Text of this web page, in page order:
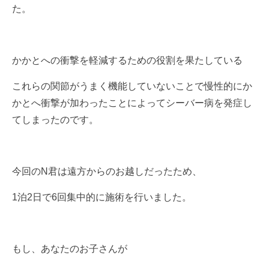
た。
かかとへの衝撃を軽減するための役割を果たしている
これらの関節がうまく機能していないことで慢性的にか
かとへ衝撃が加わったことによってシーバー病を発症し
てしまったのです。
今回のN君は遠方からのお越しだったため、
1泊2日で6回集中的に施術を行いました。
もし、あなたのお子さんが